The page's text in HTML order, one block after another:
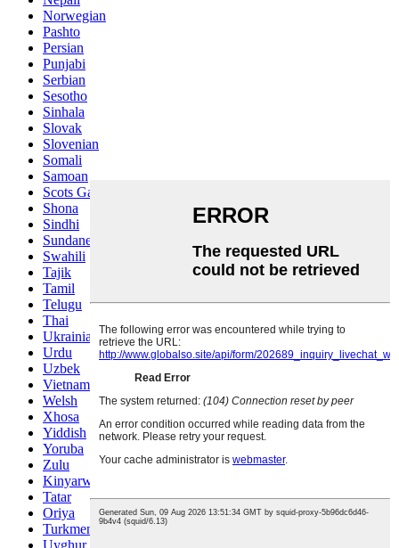
Norwegian
Pashto
Persian
Punjabi
Serbian
Sesotho
Sinhala
Slovak
Slovenian
Somali
Samoan
Scots Gaelic
Shona
Sindhi
Sundanese
Swahili
Tajik
Tamil
Telugu
Thai
Ukrainian
Urdu
Uzbek
Vietnamese
Welsh
Xhosa
Yiddish
Yoruba
Zulu
Kinyarwanda
Tatar
Oriya
Turkmen